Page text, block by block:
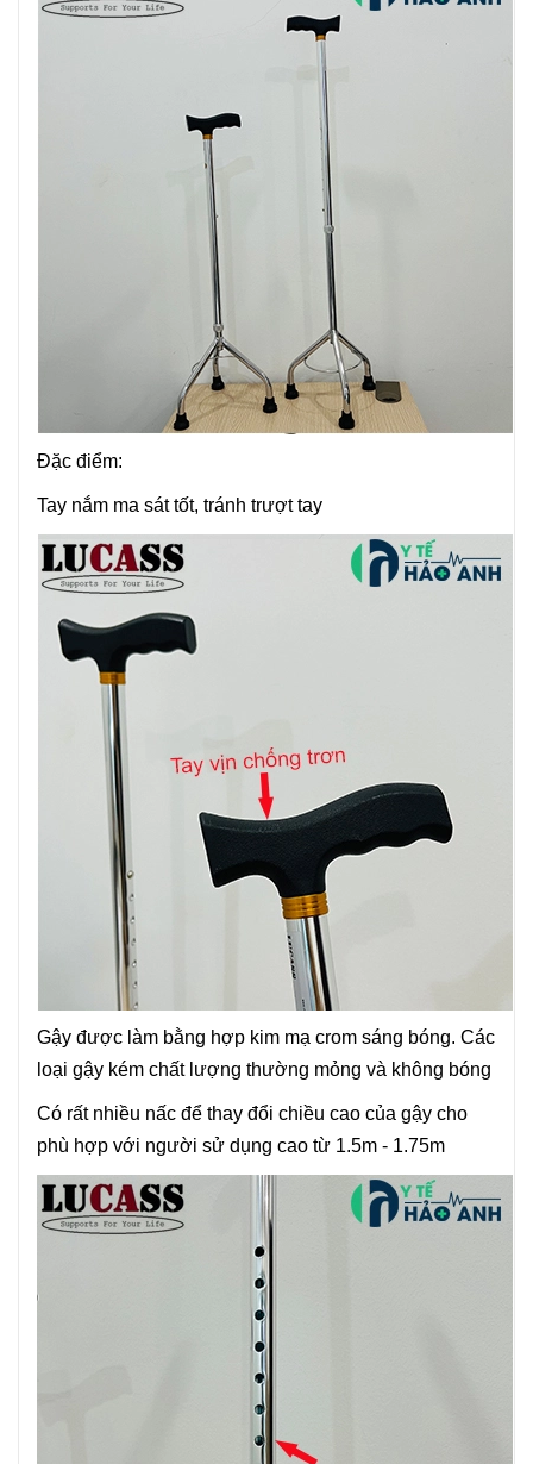
Đặc điểm:
Tay nắm ma sát tốt, tránh trượt tay
Gậy được làm bằng hợp kim mạ crom sáng bóng. Các
loại gậy kém chất lượng thường mỏng và không bóng
Có rất nhiều nấc để thay đổi chiều cao của gậy cho
phù hợp với người sử dụng cao từ 1.5m - 1.75m